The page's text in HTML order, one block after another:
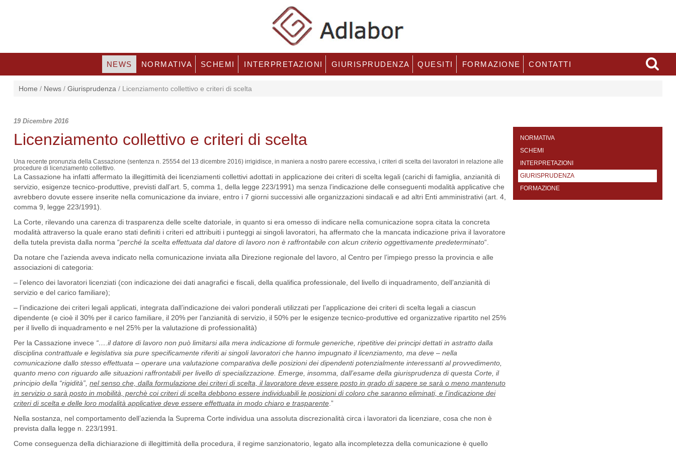
NEWS NORMATIVA SCHEMI INTERPRETAZIONI GIURISPRUDENZA QUESITI FORMAZIONE CONTATTI
Home / News / Giurisprudenza / Licenziamento collettivo e criteri di scelta
19 Dicembre 2016
Licenziamento collettivo e criteri di scelta
Una recente pronunzia della Cassazione (sentenza n. 25554 del 13 dicembre 2016) irrigidisce, in maniera a nostro parere eccessiva, i criteri di scelta dei lavoratori in relazione alle
procedure di licenziamento collettivo.
La Cassazione ha infatti affermato la illegittimità dei licenziamenti collettivi adottati in applicazione dei criteri di scelta legali (carichi di famiglia, anzianità di
servizio, esigenze tecnico-produttive, previsti dall’art. 5, comma 1, della legge 223/1991) ma senza l’indicazione delle conseguenti modalità applicative che
avrebbero dovute essere inserite nella comunicazione da inviare, entro i 7 giorni successivi alle organizzazioni sindacali e ad altri Enti amministrativi (art. 4,
comma 9, legge 223/1991).
La Corte, rilevando una carenza di trasparenza delle scelte datoriale, in quanto si era omesso di indicare nella comunicazione sopra citata la concreta
modalità attraverso la quale erano stati definiti i criteri ed attribuiti i punteggi ai singoli lavoratori, ha affermato che la mancata indicazione priva il lavoratore
della tutela prevista dalla norma “perché la scelta effettuata dal datore di lavoro non è raffrontabile con alcun criterio oggettivamente predeterminato“.
Da notare che l’azienda aveva indicato nella comunicazione inviata alla Direzione regionale del lavoro, al Centro per l’impiego presso la provincia e alle
associazioni di categoria:
– l’elenco dei lavoratori licenziati (con indicazione dei dati anagrafici e fiscali, della qualifica professionale, del livello di inquadramento, dell’anzianità di
servizio e del carico familiare);
– l’indicazione dei criteri legali applicati, integrata dall’indicazione dei valori ponderali utilizzati per l’applicazione dei criteri di scelta legali a ciascun
dipendente (e cioè il 30% per il carico familiare, il 20% per l’anzianità di servizio, il 50% per le esigenze tecnico-produttive ed organizzative ripartito nel 25%
per il livello di inquadramento e nel 25% per la valutazione di professionalità)
Per la Cassazione invece “….il datore di lavoro non può limitarsi alla mera indicazione di formule generiche, ripetitive dei principi dettati in astratto dalla
disciplina contrattuale e legislativa sia pure specificamente riferiti ai singoli lavoratori che hanno impugnato il licenziamento, ma deve – nella
comunicazione dallo stesso effettuata – operare una valutazione comparativa delle posizioni dei dipendenti potenzialmente interessanti al provvedimento,
quanto meno con riguardo alle situazioni raffrontabili per livello di specializzazione. Emerge, insomma, dall’esame della giurisprudenza di questa Corte, il
principio della “rigidità”, nel senso che, dalla formulazione dei criteri di scelta, il lavoratore deve essere posto in grado di sapere se sarà o meno mantenuto
in servizio o sarà posto in mobilità, perchè coi criteri di scelta debbono essere individuabili le posizioni di coloro che saranno eliminati, e l’indicazione dei
criteri di scelta e delle loro modalità applicative deve essere effettuata in modo chiaro e trasparente .”
Nella sostanza, nel comportamento dell’azienda la Suprema Corte individua una assoluta discrezionalità circa i lavoratori da licenziare, cosa che non è
prevista dalla legge n. 223/1991.
Come conseguenza della dichiarazione di illegittimità della procedura, il regime sanzionatorio, legato alla incompletezza della comunicazione è quello
NORMATIVA
SCHEMI
INTERPRETAZIONI
GIURISPRUDENZA
FORMAZIONE